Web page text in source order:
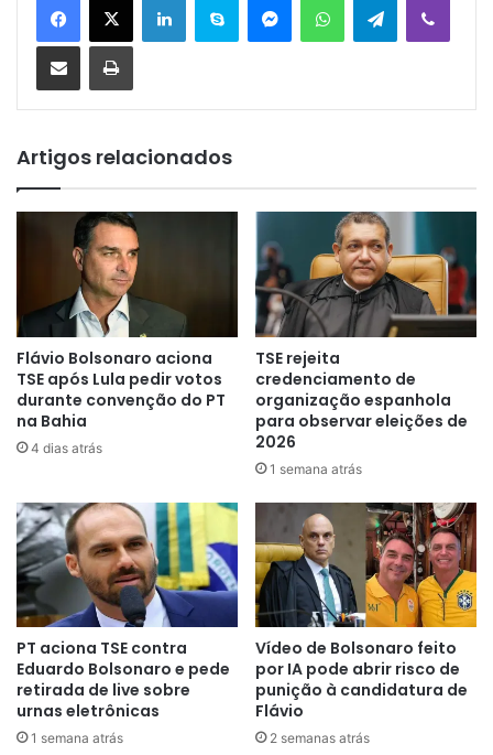
Artigos relacionados
Flávio Bolsonaro aciona
TSE após Lula pedir votos
durante convenção do PT
na Bahia
4 dias atrás
TSE rejeita
credenciamento de
organização espanhola
para observar eleições de
2026
1 semana atrás
PT aciona TSE contra
Eduardo Bolsonaro e pede
retirada de live sobre
urnas eletrônicas
1 semana atrás
Vídeo de Bolsonaro feito
por IA pode abrir risco de
punição à candidatura de
Flávio
2 semanas atrás